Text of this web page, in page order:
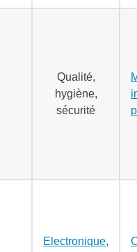
Qualité,
hygiène,
sécurité
Electronique,